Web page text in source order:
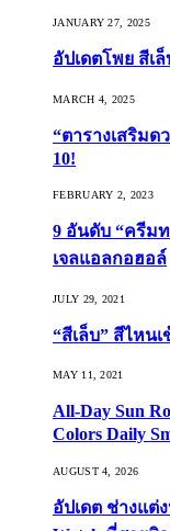
JANUARY 27, 2025
อัปเดตโพย สีเ
MARCH 4, 2025
“ตารางเสริมด
10!
FEBRUARY 2, 2023
9 อันดับ “ครีม
เจลแอลกอฮอล์
JULY 29, 2021
“สีเล็บ” สีไหน
MAY 11, 2021
All-Day Sun
Colors Daily
AUGUST 4, 2026
อัปเดต ช่างแต่